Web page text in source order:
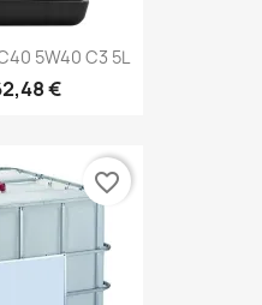
5W40 C3 5L
€
favorite_border